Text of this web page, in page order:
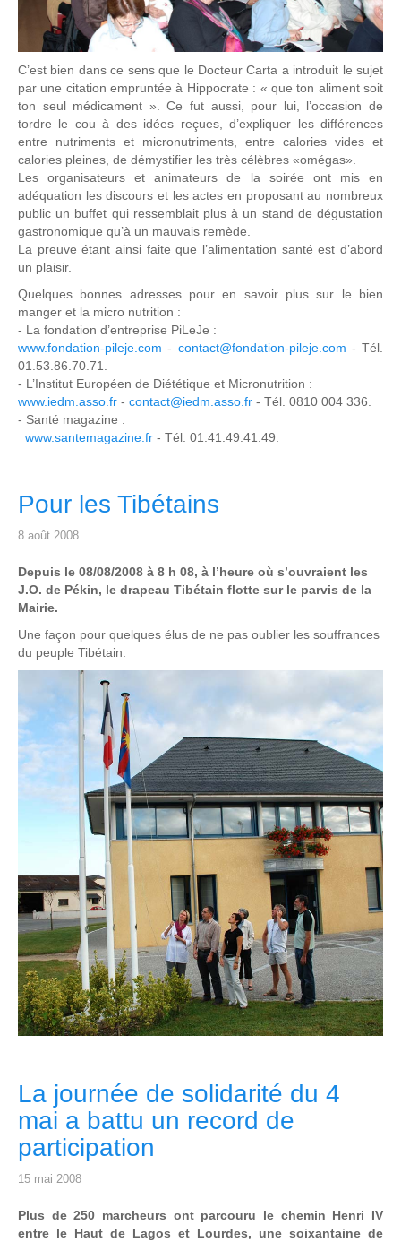
C’est bien dans ce sens que le Docteur Carta a introduit le sujet
par une citation empruntée à Hippocrate : « que ton aliment soit
ton seul médicament ». Ce fut aussi, pour lui, l’occasion de
tordre le cou à des idées reçues, d’expliquer les différences
entre nutriments et micronutriments, entre calories vides et
calories pleines, de démystifier les très célèbres «omégas».
Les organisateurs et animateurs de la soirée ont mis en
adéquation les discours et les actes en proposant au nombreux
public un buffet qui ressemblait plus à un stand de dégustation
gastronomique qu’à un mauvais remède.
La preuve étant ainsi faite que l’alimentation santé est d’abord
un plaisir.
Quelques bonnes adresses pour en savoir plus sur le bien
manger et la micro nutrition :
- La fondation d’entreprise PiLeJe :
www.fondation-pileje.com - contact@fondation-pileje.com - Tél.
01.53.86.70.71.
- L’Institut Européen de Diététique et Micronutrition :
www.iedm.asso.fr - contact@iedm.asso.fr - Tél. 0810 004 336.
- Santé magazine :
www.santemagazine.fr - Tél. 01.41.49.41.49.
Pour les Tibétains
8 août 2008
Depuis le 08/08/2008 à 8 h 08, à l’heure où s’ouvraient les
J.O. de Pékin, le drapeau Tibétain flotte sur le parvis de la
Mairie.
Une façon pour quelques élus de ne pas oublier les souffrances
du peuple Tibétain.
La journée de solidarité du 4
mai a battu un record de
participation
15 mai 2008
Plus de 250 marcheurs ont parcouru le chemin Henri IV
entre le Haut de Lagos et Lourdes, une soixantaine de